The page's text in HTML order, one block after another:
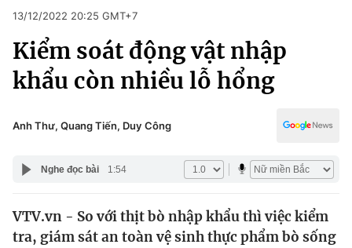
Chuyên mục
Chính trị
Y tế
Xã hội
Pháp luật
Kinh tế
Thể thao
Văn hóa - Giải trí
Đời sống
Giáo dục
13/12/2022 20:25 GMT+7
Kiểm soát động vật nhập
khẩu còn nhiều lỗ hổng
Anh Thư, Quang Tiến, Duy Công
Nghe đọc bài 1:54
VTV.vn - So với thịt bò nhập khẩu thì việc kiểm
tra, giám sát an toàn vệ sinh thực phẩm bò sống